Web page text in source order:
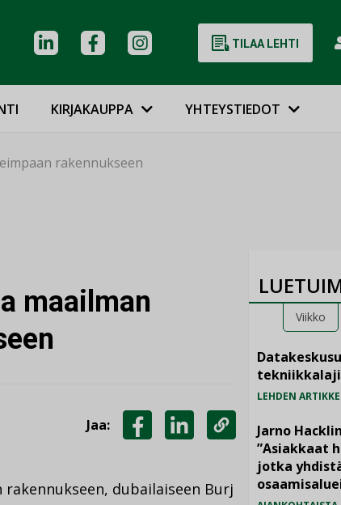
TILAA LEHTI
KIRJAKAUPPA YHTEYSTIEDOT
rakennukseen
maailman
Jaa:
LINKEDINISSÄ
KOPIOI
LINKKI
dubailaiseen Burj
Viikko
tekniikkalaji
LEHDEN
Jarno
”Asiakkaat
jotka